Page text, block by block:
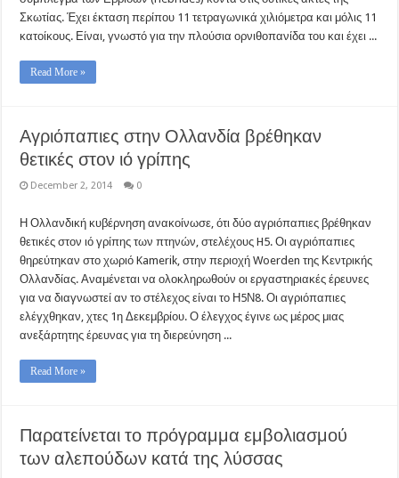
Σκωτίας. Έχει έκταση περίπου 11 τετραγωνικά χιλιόμετρα και μόλις 11
κατοίκους. Είναι, γνωστό για την πλούσια ορνιθοπανίδα του και έχει ...
Read More »
Αγριόπαπιες στην Ολλανδία βρέθηκαν
θετικές στον ιό γρίπης
December 2, 2014 0
Η Ολλανδική κυβέρνηση ανακοίνωσε, ότι δύο αγριόπαπιες βρέθηκαν
θετικές στον ιό γρίπης των πτηνών, στελέχους H5. Οι αγριόπαπιες
θηρεύτηκαν στο χωριό Kamerik, στην περιοχή Woerden της Κεντρικής
Ολλανδίας. Αναμένεται να ολοκληρωθούν οι εργαστηριακές έρευνες
για να διαγνωστεί αν το στέλεχος είναι το Η5Ν8. Οι αγριόπαπιες
ελέγχθηκαν, χτες 1η Δεκεμβρίου. Ο έλεγχος έγινε ως μέρος μιας
ανεξάρτητης έρευνας για τη διερεύνηση ...
Read More »
Παρατείνεται το πρόγραμμα εμβολιασμού
των αλεπούδων κατά της λύσσας